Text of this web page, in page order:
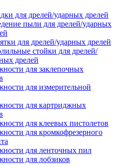
для дрелей/ударных дрелей
пыли для дрелей/ударных
для дрелей/ударных дрелей
стойки для дрелей/
дрелей
для заклепочных
для измерительной
для картриджных
для клеевых пистолетов
для кромкофрезерного
для ленточных пил
для лобзиков